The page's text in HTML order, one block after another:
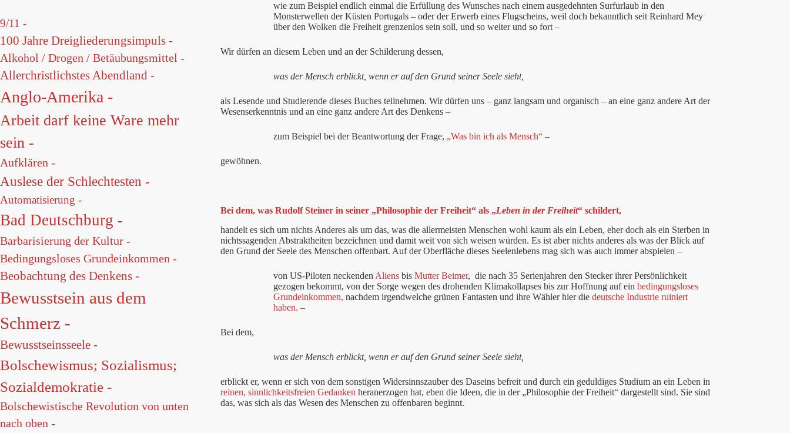
wie zum Beispiel endlich einmal die Erfüllung des Wunsches nach einem ausgedehnten Surfurlaub in den
Monsterwellen der Küsten Portugals – oder der Erwerb eines Flugscheins, weil doch bekanntlich seit Reinhard Mey
über den Wolken die Freiheit grenzenlos sein soll, und so weiter und so fort –
Wir dürfen an diesem Leben und an der Schilderung dessen,
was der Mensch erblickt, wenn er auf den Grund seiner Seele sieht,
als Lesende und Studierende dieses Buches teilnehmen. Wir dürfen uns – ganz langsam und organisch – an eine ganz andere Art der
Wesenserkenntnis und an eine ganz andere Art des Denkens –
zum Beispiel bei der Beantwortung der Frage, „Was bin ich als Mensch“–
gewöhnen.
Bei dem, was Rudolf Steiner in seiner „Philosophie der Freiheit“ als „Leben in der Freiheit“ schildert,
handelt es sich um nichts Anderes als um das, was die allermeisten Menschen wohl kaum als ein Leben, eher doch als ein Sterben in
nichtssagenden Abstraktheiten bezeichnen und damit weit von sich weisen würden. Es ist aber nichts anderes als was der Blick auf
den Grund der Seele des Menschen offenbart. Auf der Oberfläche dieses Seelenlebens mag sich was auch immer abspielen –
von US-Piloten neckenden Aliensbis Mutter Beimer, die nach 35 Serienjahren den Stecker ihrer Persönlichkeit
gezogen bekommt, von der Sorge wegen des drohenden Klimakollapses bis zur Hoffnung auf ein bedingungsloses
Grundeinkommen, nachdem irgendwelche grünen Fantasten und ihre Wähler hier die deutsche Industrie ruiniert
haben. –
Bei dem,
was der Mensch erblickt, wenn er auf den Grund seiner Seele sieht,
erblickt er, wenn er sich von dem sonstigen Widersinnszauber des Daseins befreit und durch ein geduldiges Studium an ein Leben in
reinen, sinnlichkeitsfreien Gedanken heranerzogen hat, eben die Ideen, die in der „Philosophie der Freiheit“ dargestellt sind. Sie sind
das, was sich als das Wesen des Menschen zu offenbaren beginnt.
9/11 -
100 Jahre Dreigliederungsimpuls -
Alkohol / Drogen / Betäubungsmittel -
Allerchristlichstes Abendland -
Anglo-Amerika -
Arbeit darf keine Ware mehr
sein -
Aufklären -
Auslese der Schlechtesten -
Automatisierung -
Bad Deutschburg -
Barbarisierung der Kultur -
Bedingungsloses Grundeinkommen -
Beobachtung des Denkens -
Bewusstsein aus dem
Schmerz -
Bewusstseinsseele -
Bolschewismus; Sozialismus;
Sozialdemokratie -
Bolschewistische Revolution von unten
nach oben -